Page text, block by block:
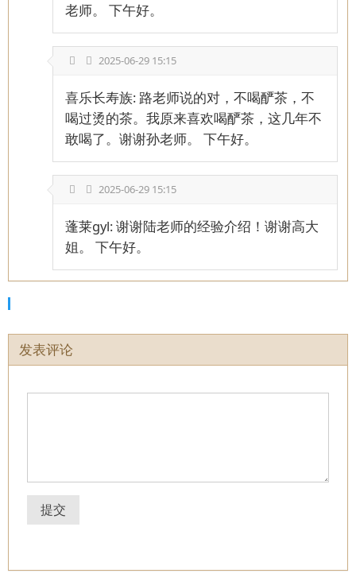
老师。 下午好。
2025-06-29 15:15
喜乐长寿族: 路老师说的对，不喝酽茶，不
喝过烫的茶。我原来喜欢喝酽茶，这几年不
敢喝了。谢谢孙老师。 下午好。
2025-06-29 15:15
蓬莱gyl: 谢谢陆老师的经验介绍！谢谢高大
姐。 下午好。
发表评论
提交